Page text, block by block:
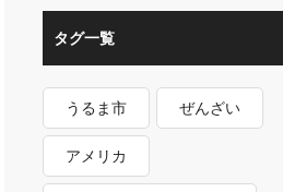
タグ一覧
うるま市 ぜんざい
アメリカ